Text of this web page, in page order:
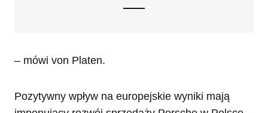
– mówi von Platen.
Pozytywny wpływ na europejskie wyniki mają